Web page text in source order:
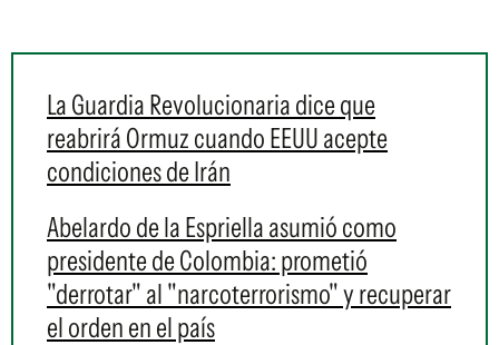
La Guardia Revolucionaria dice que
reabrirá Ormuz cuando EEUU acepte
condiciones de Irán
Abelardo de la Espriella asumió como
presidente de Colombia: prometió
"derrotar" al "narcoterrorismo" y recuperar
el orden en el país